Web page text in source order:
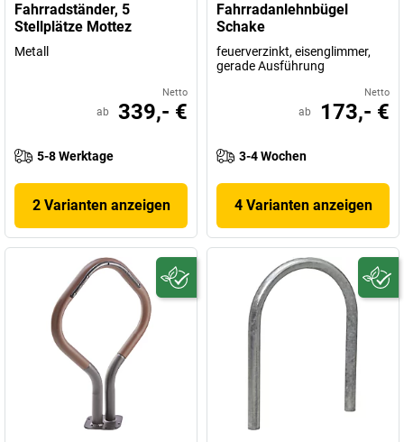
Fahrradständer, 5
Stellplätze Mottez
Metall
Netto
ab 339,- €
5-8 Werktage
2 Varianten anzeigen
Fahrradanlehnbügel
Schake
feuerverzinkt, eisenglimmer,
gerade Ausführung
Netto
ab 173,- €
3-4 Wochen
4 Varianten anzeigen